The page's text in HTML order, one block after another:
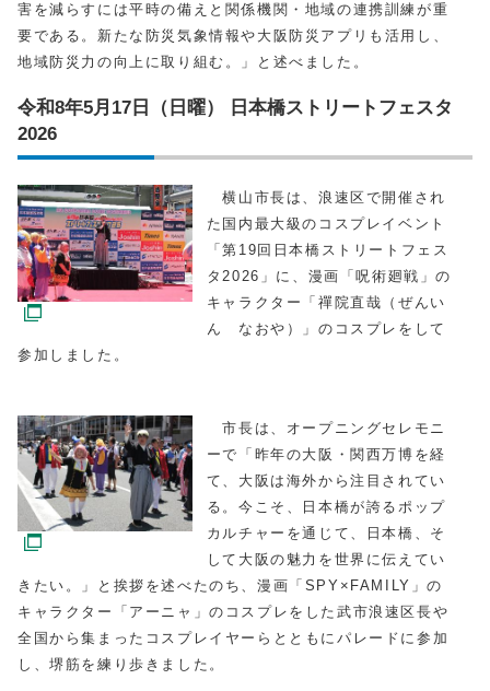
害を減らすには平時の備えと関係機関・地域の連携訓練が重
要である。新たな防災気象情報や大阪防災アプリも活用し、
地域防災力の向上に取り組む。」と述べました。
令和8年5月17日（日曜） 日本橋ストリートフェスタ
2026
横山市長は、浪速区で開催され
た国内最大級のコスプレイベント
「第19回日本橋ストリートフェス
タ2026」に、漫画「呪術廻戦」の
キャラクター「禪院直哉（ぜんい
ん なおや）」のコスプレをして
参加しました。
市長は、オープニングセレモニ
ーで「昨年の大阪・関西万博を経
て、大阪は海外から注目されてい
る。今こそ、日本橋が誇るポップ
カルチャーを通じて、日本橋、そ
して大阪の魅力を世界に伝えてい
きたい。」と挨拶を述べたのち、漫画「SPY×FAMILY」の
キャラクター「アーニャ」のコスプレをした武市浪速区長や
全国から集まったコスプレイヤーらとともにパレードに参加
し、堺筋を練り歩きました。